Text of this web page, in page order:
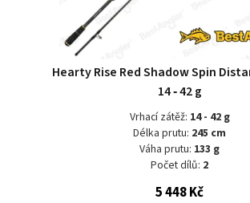
Hearty Rise Red Shadow Spin
14 ‑ 42 g
Vrhací zátěž: 14 - 42 g
Délka prutu: 245 cm
Váha prutu: 133 g
Počet dílů: 2
5 448 Kč